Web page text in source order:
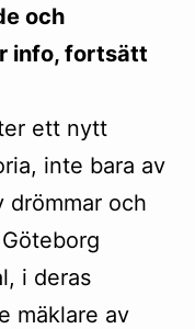
och
info, fortsätt
ett nytt
inte bara av
drömmar och
i deras
mäklare av